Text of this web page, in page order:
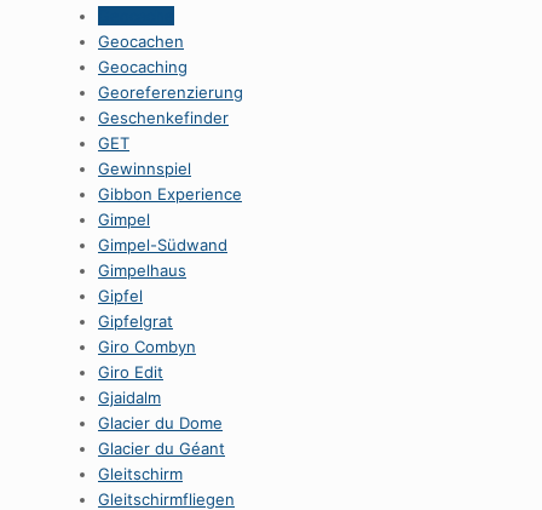
Geocachen
Geocaching
Georeferenzierung
Geschenkefinder
GET
Gewinnspiel
Gibbon Experience
Gimpel
Gimpel-Südwand
Gimpelhaus
Gipfel
Gipfelgrat
Giro Combyn
Giro Edit
Gjaidalm
Glacier du Dome
Glacier du Géant
Gleitschirm
Gleitschirmfliegen